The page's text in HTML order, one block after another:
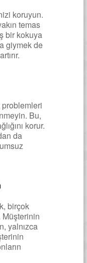
koruyun.
temas
bir kokuya
giymek de
Bu,
korur.
da
birçok
Müşterinin
yalnızca